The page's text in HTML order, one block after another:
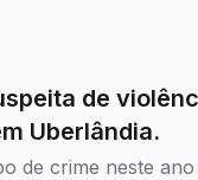
de
Uberlândia.
de crime neste